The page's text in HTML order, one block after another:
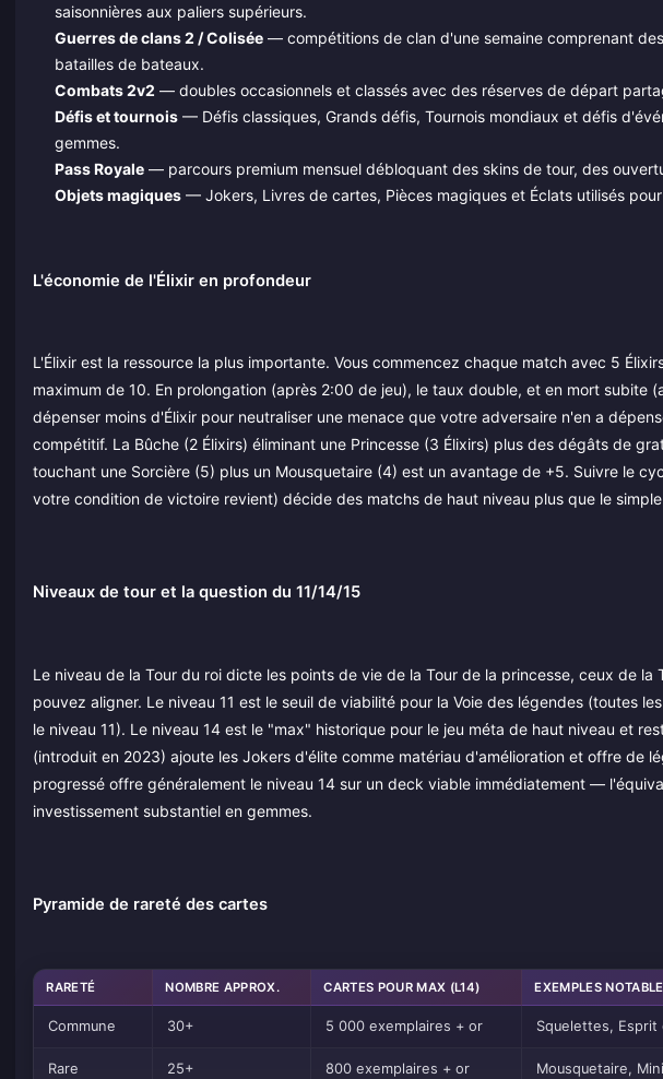
saisonnières aux paliers supérieurs.
Guerres de clans 2 / Colisée— compétitions de clan d'une semaine comprenant
batailles de bateaux.
Combats 2v2 — doubles occasionnels et classés avec des réserves de départ
Défis et tournois— Défis classiques, Grands défis, Tournois mondiaux et défis
gemmes.
Pass Royale— parcours premium mensuel débloquant des skins de tour, des
Objets magiques— Jokers, Livres de cartes, Pièces magiques et Éclats utilisés
L'économie de l'Élixir en profondeur
L'Élixir est la ressource la plus importante. Vous commencez chaque match avec 5
maximum de 10. En prolongation (après 2:00 de jeu), le taux double, et en mort
dépenser moins d'Élixir pour neutraliser une menace que votre adversaire n'en a
compétitif. La Bûche (2 Élixirs) éliminant une Princesse (3 Élixirs) plus des dégâts de
touchant une Sorcière (5) plus un Mousquetaire (4) est un avantage de +5. Suivre le
votre condition de victoire revient) décide des matchs de haut niveau plus que le
Niveaux de tour et la question du 11/14/15
Le niveau de la Tour du roi dicte les points de vie de la Tour de la princesse, ceux de
pouvez aligner. Le niveau 11 est le seuil de viabilité pour la Voie des légendes (toutes
le niveau 11). Le niveau 14 est le "max" historique pour le jeu méta de haut niveau et
(introduit en 2023) ajoute les Jokers d'élite comme matériau d'amélioration et offre de
progressé offre généralement le niveau 14 sur un deck viable immédiatement —
investissement substantiel en gemmes.
Pyramide de rareté des cartes
RARETÉ NOMBRE APPROX. CARTES POUR MAX (L14) EXEMPLES
Commune 30+ 5 000 exemplaires + or Squelettes, Esprit
Rare 25+ 800 exemplaires + or Mousquetaire,